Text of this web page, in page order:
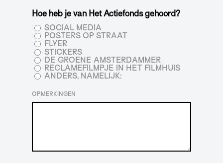
Hoe heb je van Het Actiefonds gehoord?
SOCIAL MEDIA
POSTERS OP STRAAT
FLYER
STICKERS
DE GROENE AMSTERDAMMER
RECLAMEFILMPJE IN HET FILMHUIS
ANDERS, NAMELIJK:
OPMERKINGEN